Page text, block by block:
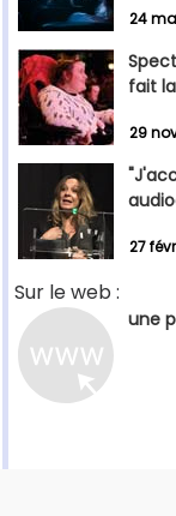
24
fait
29
27
Sur le web :
une